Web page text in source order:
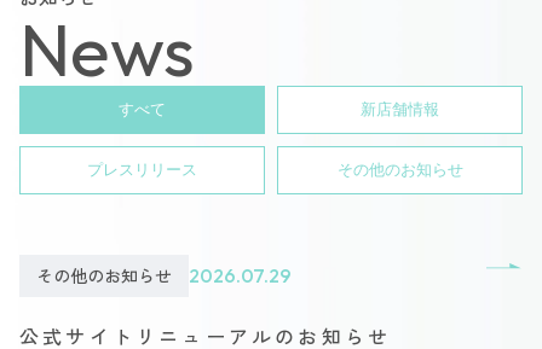
News
すべて 新店舗情報
プレスリリース その他のお知らせ
その他のお知らせ 2026.07.29
公式サイトリニューアルのお知らせ